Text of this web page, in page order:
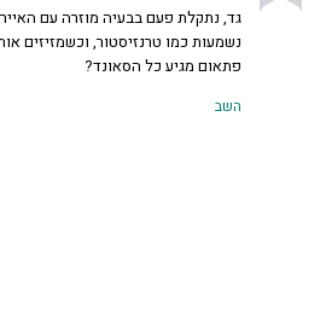
גד, נתקלת פעם בבעיה מוזרה עם
נשמעות כמו טרנזיסטור, וכשמזיזים
פתאום מגיע כל הסאונד?
השב